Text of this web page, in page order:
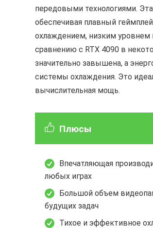
передовыми технологиями.
обеспечивая плавный
охлаждением, низким уровнем
сравнению с RTX 4090 в
значительно завышена, а
системы охлаждения. Это
вычислительная мощь.
Плюсы
Впечатляющая
любых играх
Большой объем
будущих задач
Тихое и эффективное